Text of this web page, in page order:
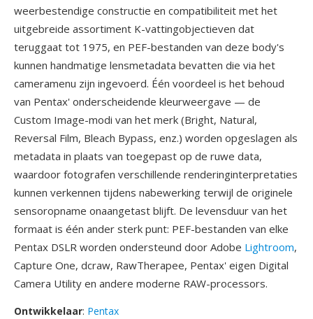
weerbestendige constructie en compatibiliteit met het
uitgebreide assortiment K-vattingobjectieven dat
teruggaat tot 1975, en PEF-bestanden van deze body's
kunnen handmatige lensmetadata bevatten die via het
cameramenu zijn ingevoerd. Één voordeel is het behoud
van Pentax' onderscheidende kleurweergave — de
Custom Image-modi van het merk (Bright, Natural,
Reversal Film, Bleach Bypass, enz.) worden opgeslagen als
metadata in plaats van toegepast op de ruwe data,
waardoor fotografen verschillende renderinginterpretaties
kunnen verkennen tijdens nabewerking terwijl de originele
sensoropname onaangetast blijft. De levensduur van het
formaat is één ander sterk punt: PEF-bestanden van elke
Pentax DSLR worden ondersteund door Adobe Lightroom,
Capture One, dcraw, RawTherapee, Pentax' eigen Digital
Camera Utility en andere moderne RAW-processors.
Ontwikkelaar: Pentax